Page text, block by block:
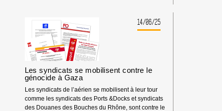
SILENCE
PENDANT
UN
GÉNOCIDE
SIGNIFIE
LA
14/06/25
Les syndicats se mobilisent contre le
génocide à Gaza
Les syndicats de l’aérien se mobilisent à leur tour
comme les syndicats des Ports &Docks et syndicats
des Douanes des Bouches du Rhône, sont contre le